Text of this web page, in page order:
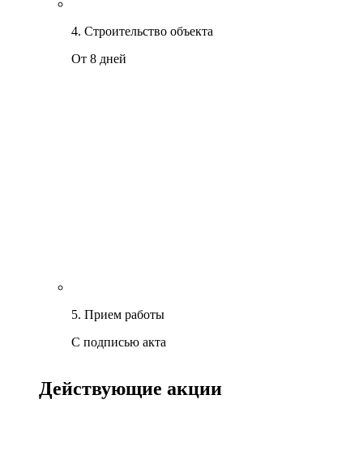
4. Строительство объекта
От 8 дней
5. Прием работы
С подписью акта
Действующие акции